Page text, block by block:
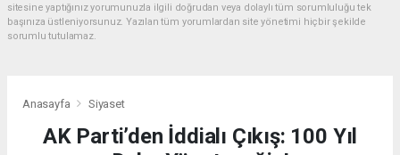
sitesine yaptığınız yorumunuzla ilgili doğrudan veya dolaylı tüm sorumluluğu tek
başınıza üstleniyorsunuz. Yazılan tüm yorumlardan site yönetimi hiçbir şekilde
sorumlu tutulamaz.
Anasayfa Siyaset
AK Parti’den İddialı Çıkış: 100 Yıl